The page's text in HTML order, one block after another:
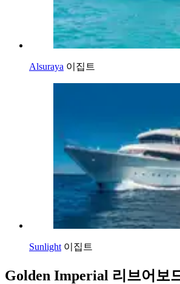
Alsuraya 이집트
Sunlight 이집트
Golden Imperial 리브어보